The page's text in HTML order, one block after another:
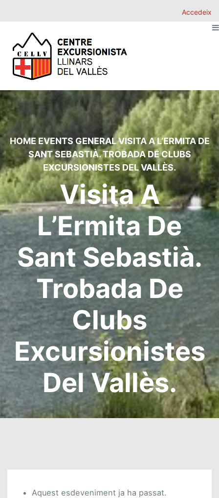
Accedeix
HOME EVENTS GENERALVISITA A L’ERMITA DE
SANT SEBASTIÀ. TROBADA DE CLUBS
EXCURSIONISTES DEL VALLÈS.
Visita A
L’Ermita De
Sant Sebastià.
Trobada De
Clubs
Excursionistes
Del Vallès.
Aquest esdeveniment ja ha passat.